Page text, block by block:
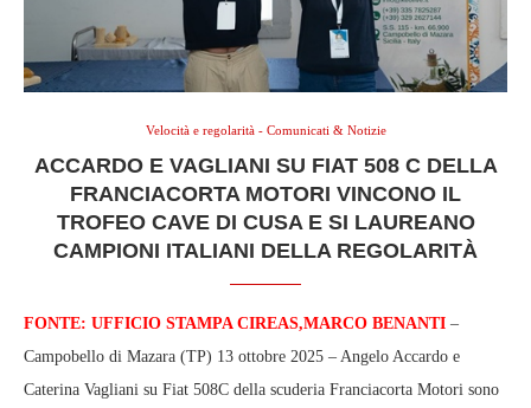
Velocità e regolarità - Comunicati & Notizie
ACCARDO E VAGLIANI SU FIAT 508 C DELLA
FRANCIACORTA MOTORI VINCONO IL
TROFEO CAVE DI CUSA E SI LAUREANO
CAMPIONI ITALIANI DELLA REGOLARITÀ
FONTE: UFFICIO STAMPA CIREAS,MARCO BENANTI –
Campobello di Mazara (TP) 13 ottobre 2025 – Angelo Accardo e
Caterina Vagliani su Fiat 508C della scuderia Franciacorta Motori sono